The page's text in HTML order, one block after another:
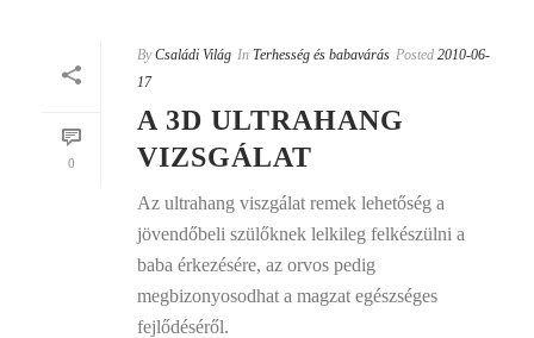
0
By Családi Világ In Terhesség és babavárás Posted 2010-06-
17
A 3D ULTRAHANG
VIZSGÁLAT
Az ultrahang viszgálat remek lehetőség a
jövendőbeli szülőknek lelkileg felkészülni a
baba érkezésére, az orvos pedig
megbizonyosodhat a magzat egészséges
fejlődéséről.